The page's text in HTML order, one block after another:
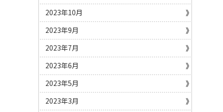
2023年10月
2023年9月
2023年7月
2023年6月
2023年5月
2023年3月